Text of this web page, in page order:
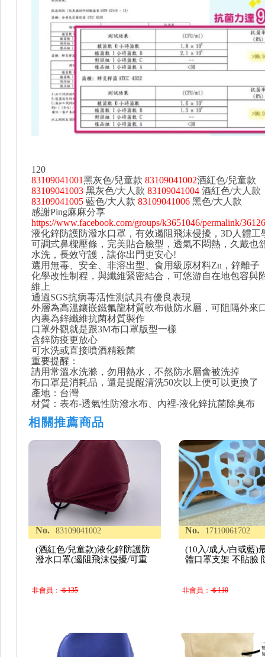
120
83109041001黑灰色/兒童款 83109041002酒紅色/兒童款
83109041003黑灰色/大人款 83109041004酒紅色/大人款
83109041005藍色/大人款 83109041006黑色/大人款
感謝Ping麻麻分享
https://www.facebook.com/groups/k3651046/permalink/
液化鋅防護防潑水口罩，有效遏阻飛沫侵擾，3D人體工
可調式鼻樑壓條，完美貼合臉型，透氣不悶熱，久戴也
水洗，長效守護，讓你出門更安心!
選用無毒、安全、非溶出型、食用級原材料Zn，鋅離子
化學改性制程，與纖維緊密結合，可悠游自在地包容與
維上
通過SGS抗病毒活性測試具有優良表現
外層為高溫鑲嵌鐵氟龍材質軟布做防水層，可阻隔外來
內裏為鋅纖維抗菌材質製作
口罩外觀就是跟3M布口罩版型一樣
含鋅防疫更放心
可水洗或直接噴酒精殺菌
重要提醒：
請用常溫水洗滌，勿用熱水，不然防水層會被洗掉
布口罩是消耗品，還是提醒清洗50次以上便可以更換了
產地：台灣
材質：表布-透氣性防潑水布、內裡-液化鋅抗菌除臭布
相關推薦商品
No. 83109041002
(酒紅色/兒童款)液化鋅防護防
潑水口罩(遏阻飛沫侵擾/可重
非會員：＄135
No. 17110061702
(10入/成人/白或藍)
體口罩支架 不貼臉
非會員： ＄110